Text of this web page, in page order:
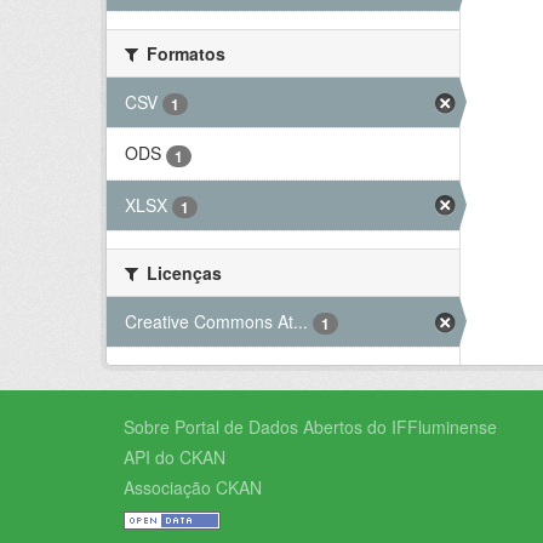
Formatos
CSV
1
ODS 1
XLSX 1
Licenças
Creative Commons At...
1
Sobre Portal de Dados Abertos do IFFluminense
API do CKAN
Associação CKAN